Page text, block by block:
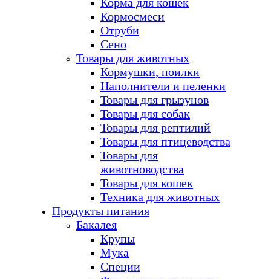
Кормосмеси
Отруби
Сено
Товары для животных
Кормушки, поилки
Наполнители и пеленки
Товары для грызунов
Товары для собак
Товары для рептилий
Товары для птицеводства
Товары для
животноводства
Товары для кошек
Техника для животных
Продукты питания
Бакалея
Крупы
Мука
Специи